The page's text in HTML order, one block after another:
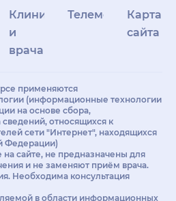
Клиникам
и
врачам
Телемедицина
Карта
сайта
применяются
(информационные технологии
на основе сбора,
относящихся к
сети "Интернет", находящихся
Федерации)
сайте, не предназначены для
и не заменяют приём врача.
Необходима консультация
в области информационных